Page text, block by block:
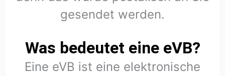
gesendet werden.
Was bedeutet eine eVB?
Eine eVB ist eine elektronische